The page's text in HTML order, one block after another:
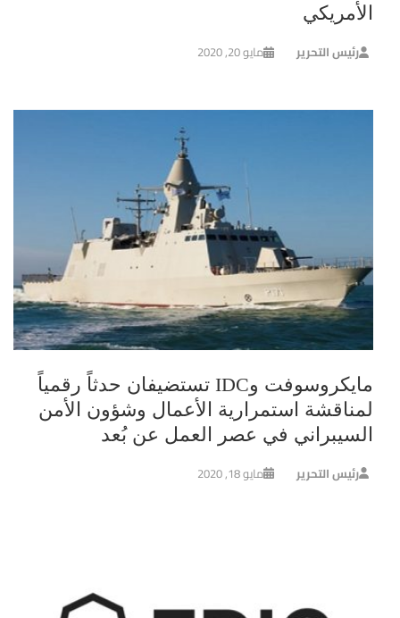
الأمريكي
رئيس التحرير مايو 20, 2020
مايكروسوفت وIDC تستضيفان حدثاً رقمياً
لمناقشة استمرارية الأعمال وشؤون الأمن
السيبراني في عصر العمل عن بُعد
رئيس التحرير مايو 18, 2020